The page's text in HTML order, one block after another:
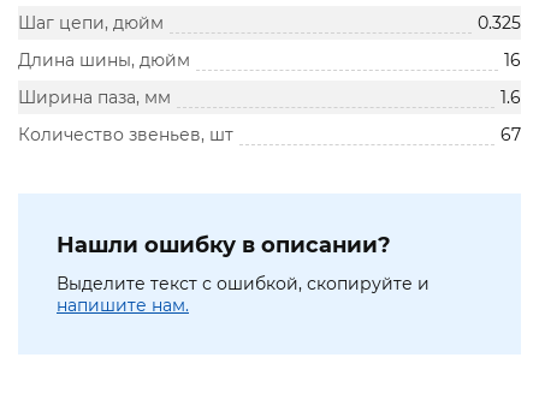
Шаг цепи, дюйм
0.325
Длина шины, дюйм
16
Ширина паза, мм
1.6
Количество звеньев, шт
67
Нашли ошибку в описании?
Выделите текст с ошибкой, скопируйте и
напишите нам.